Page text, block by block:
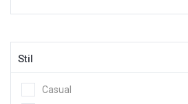
Stil
Casual